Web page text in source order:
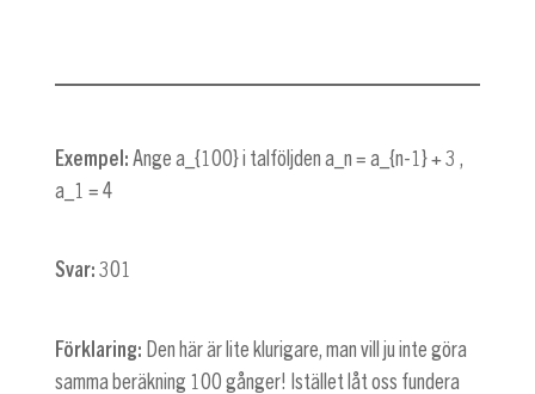
Exempel: Ange a_{100}i talföljden a_n = a_{n-1} + 3 ,
a_1 = 4
Svar: 301
Förklaring: Den här är lite klurigare, man vill ju inte göra
samma beräkning 100 gånger! Istället låt oss fundera